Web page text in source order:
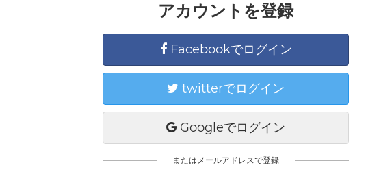
アカウントを登録
Facebookでログイン
twitterでログイン
Googleでログイン
またはメールアドレスで登録